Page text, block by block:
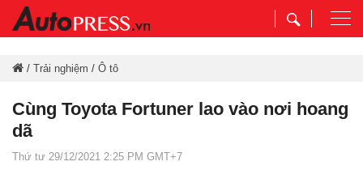
/ Trải nghiệm / Ô tô
Cùng Toyota Fortuner lao vào nơi hoang
dã
Thứ tư 29/12/2021 2:25 PM GMT+7